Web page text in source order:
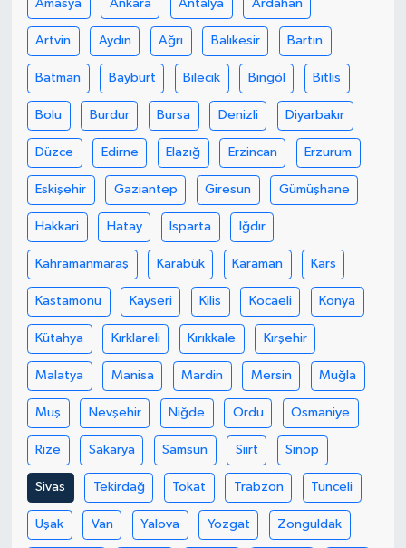
Amasya Ankara Antalya Ardahan
Artvin Aydın Ağrı Balıkesir Bartın
Batman Bayburt Bilecik Bingöl Bitlis
Bolu Burdur Bursa Denizli Diyarbakır
Düzce Edirne Elazığ Erzincan Erzurum
Eskişehir Gaziantep Giresun Gümüşhane
Hakkari Hatay Isparta Iğdır
Kahramanmaraş Karabük Karaman Kars
Kastamonu Kayseri Kilis Kocaeli Konya
Kütahya Kırklareli Kırıkkale Kırşehir
Malatya Manisa Mardin Mersin Muğla
Muş Nevşehir Niğde Ordu Osmaniye
Rize Sakarya Samsun Siirt Sinop
Sivas Tekirdağ Tokat Trabzon Tunceli
Uşak Van Yalova Yozgat Zonguldak